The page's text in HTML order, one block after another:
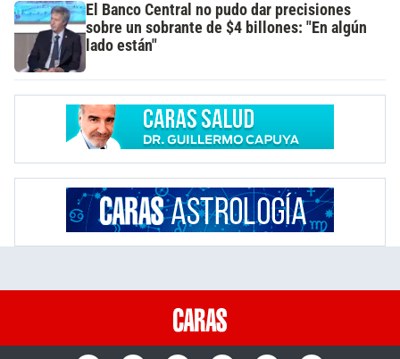
El Banco Central no pudo dar precisiones
sobre un sobrante de $4 billones: "En algún
lado están"